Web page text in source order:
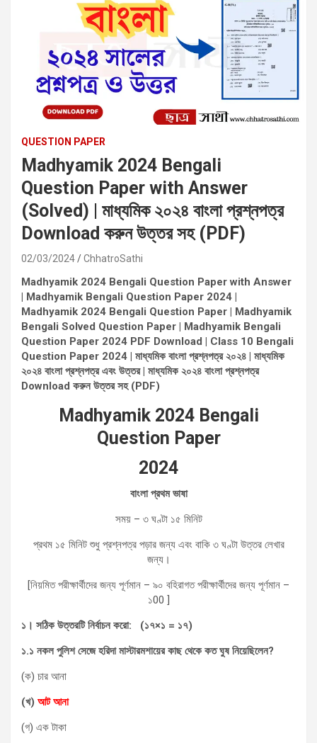
QUESTION PAPER
Madhyamik 2024 Bengali
Question Paper with Answer
(Solved) | মাধ্যমিক ২০২৪ বাংলা প্রশ্নপত্র
Download করুন উত্তর সহ (PDF)
02/03/2024 ChhatroSathi
Madhyamik 2024 Bengali Question Paper with Answer
| Madhyamik Bengali Question Paper 2024 |
Madhyamik 2024 Bengali Question Paper | Madhyamik
Bengali Solved Question Paper | Madhyamik Bengali
Question Paper 2024 PDF Download | Class 10 Bengali
Question Paper 2024 | মাধ্যমিক বাংলা প্রশ্নপত্র ২০২৪ | মাধ্যমিক
২০২৪ বাংলা প্রশ্নপত্র এবং উত্তর | মাধ্যমিক ২০২৪ বাংলা প্রশ্নপত্র
Download করুন উত্তর সহ (PDF)
Madhyamik 2024 Bengali
Question Paper
2024
বাংলা প্রথম ভাষা
সময় – ৩ ঘণ্টা ১৫ মিনিট
প্রথম ১৫ মিনিট শুধু প্রশ্নপত্র পড়ার জন্য এবং বাকি ৩ ঘণ্টা উত্তর লেখার
জন্য।
[নিয়মিত পরীক্ষার্থীদের জন্য পূর্ণমান – ৯০ বহিরাগত পরীক্ষার্থীদের জন্য পূর্ণমান –
১00 ]
১। সঠিক উত্তরটি নির্বাচন করো: (১৭×১ = ১৭)
১.১ নকল পুলিশ সেজে হরিদা মাস্টারমশায়ের কাছ থেকে কত ঘুষ নিয়েছিলেন?
(ক) চার আনা
(খ) আট আনা
(গ) এক টাকা